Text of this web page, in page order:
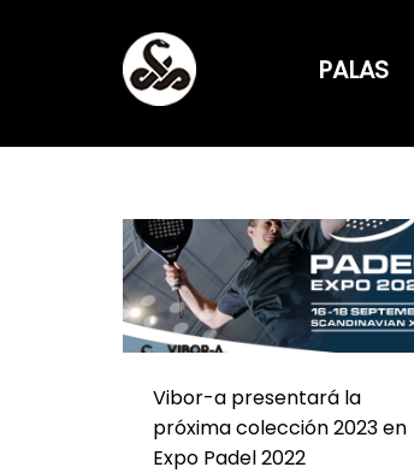
PALAS
Vibor-a presentará la
próxima colección 2023 en
Expo Padel 2022